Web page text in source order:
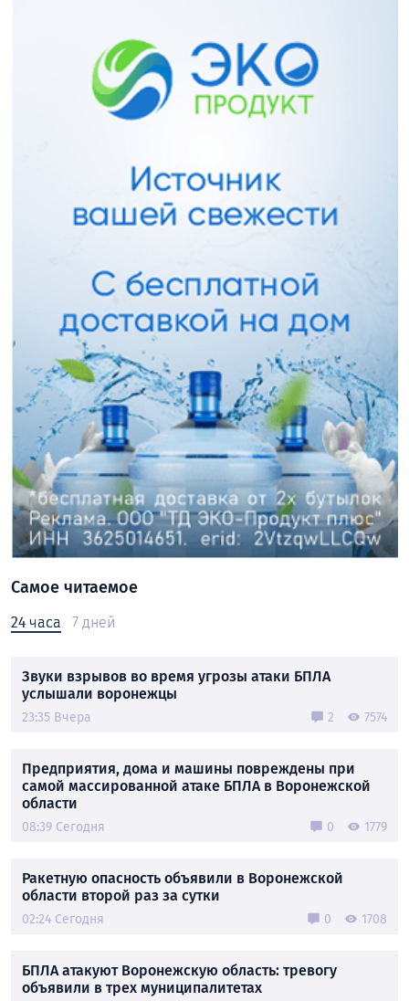
Самое читаемое
24 часа 7 дней
Звуки взрывов во время угрозы атаки БПЛА
услышали воронежцы
23:35 Вчера 2 7574
Предприятия, дома и машины повреждены при
самой массированной атаке БПЛА в Воронежской
области
08:39 Сегодня 0 1779
Ракетную опасность объявили в Воронежской
области второй раз за сутки
02:24 Сегодня 0 1708
БПЛА атакуют Воронежскую область: тревогу
объявили в трех муниципалитетах